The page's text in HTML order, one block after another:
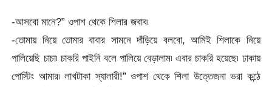
-আসবো মানে?” ওপাশ থেকে শিলার জবাব৷
-তোমায় নিয়ে তোমার বাবার সামনে দাঁড়িয়ে বলবো, আমিই শিলাকে নিয়ে
পালিয়েছি চাচা৷ চাকরি পাইনি বলে পালিয়ে বেড়ালাম৷ এবার চাকরি হয়েছে৷ ঢাকায়
পোস্টিং আমার৷ লাখটাকা স্যালারী!” ওপাশ থেকে শিলা উত্তেজনা ভরা কন্ঠে